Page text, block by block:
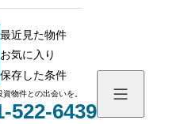
お気に入り
保存した条件
物件との出会いを。
最近見た物件
お気に入り
保存した条件
522-6439
を探す